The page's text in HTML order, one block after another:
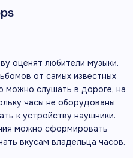
оценят любители музыки.
от самых известных
можно слушать в дороге, на
часы не оборудованы
к устройству наушники.
можно сформировать
вкусам владельца часов.